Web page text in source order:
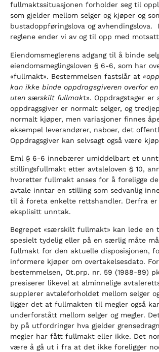
fullmaktssituasjonen forholder seg til
som gjelder mellom selger og kjøper og
bustadoppføringslova og avhendingslova.
reglene ender vi av og til opp med
Eiendomsmeglerens adgang til å binde
eiendomsmeglingsloven § 6-6, som har
«fullmakt». Bestemmelsen fastslår at
kan ikke binde oppdragsgiveren overfor
uten særskilt fullmakt». Oppdragstager er
oppdragsgiver er normalt selger, og
normalt kjøper, men variasjoner finnes
eksempel leverandører, naboer, det
Oppdragsgiver kan selvsagt også være
Eml § 6-6 innebærer umiddelbart et
stillingsfullmakt etter avtaleloven § 10,
hvoretter fullmakt anses for å foreligge
avtale inntar en stilling som sedvanlig
til å foreta enkelte rettshandler. Derfra
eksplisitt unntak.
Begrepet «særskilt fullmakt» kan lede en
spesielt tydelig eller på en særlig måte
fullmakt for den aktuelle disposisjonen,
informere kjøper om overtakelsesdato.
bestemmelsen, Ot.prp. nr. 59 (1988-89)
presiserer likevel at alminnelige
supplerer avtaleforholdet mellom selger
ligger det at fullmakten til megler også
underforstått mellom selger og megler.
by på utfordringer hva gjelder
megler har fått fullmakt eller ikke. Det
være å gå ut i fra at det ikke foreligger